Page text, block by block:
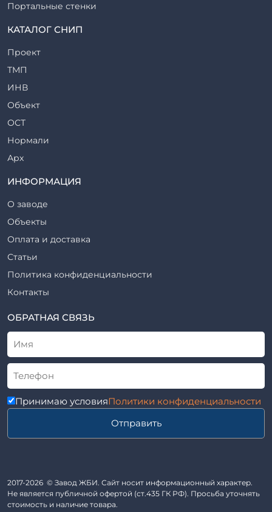
Портальные стенки
Прогоны железобетонные
Ригели железобетонные
Сваи железобетонные
Стеновые блоки
Стойки железобетонные
Столбы железобетонные
Закладные детали
Трубы железобетонные
Утяжелители железобетонные
Фермы железобетонные
Фундаментные блоки
Фундаменты железобетонные
Шахты лифтов железобетонные
Шпалы железобетонные
Элементы благоустройства
Трубы асбоцементные
Приставки железобетонные (пасынки) Серия 3.407-57 и
ГОСТ 14295-75
Лестничные марши
Автопавильоны
Анкера железобетонные
Балки железобетонные
Блоки железобетонные
Кабины санитарно-технические
КАТАЛОГ СНИП
Проект
ТМП
ИНВ
Объект
ОСТ
Нормали
Арх
ТР
Серия
ТП
ТПР
Шифр
Рабочие чертежи
ВСН
ТУ
Альбом
ИНФОРМАЦИЯ
О заводе
Объекты
Оплата и доставка
Статьи
Политика конфиденциальности
Контакты
ОБРАТНАЯ СВЯЗЬ
Принимаю условияПолитики конфиденциальности
Отправить
2017-2026 © Завод ЖБИ. Сайт носит информационный характер.
Не является публичной офертой (ст.435 ГК РФ). Просьба уточнять
стоимость и наличие товара.